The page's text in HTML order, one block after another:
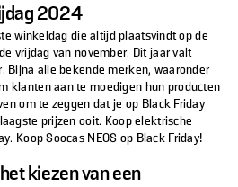
2024
winkeldag die altijd plaatsvindt op de
vrijdag van november. Dit jaar valt
Bijna alle bekende merken, waaronder
klanten aan te moedigen hun producten
om te zeggen dat je op Black Friday
prijzen ooit. Koop elektrische
Koop Soocas NEOS op Black Friday!
kiezen van een